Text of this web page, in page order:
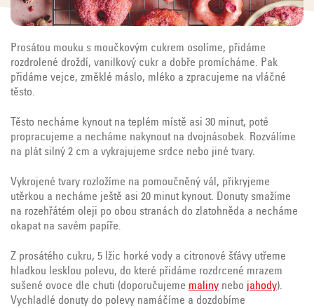
Prosátou mouku s moučkovým cukrem osolíme, přidáme
rozdrolené droždí, vanilkový cukr a dobře promícháme. Pak
přidáme vejce, změklé máslo, mléko a zpracujeme na vláčné
těsto.
Těsto necháme kynout na teplém místě asi 30 minut, poté
propracujeme a necháme nakynout na dvojnásobek. Rozválíme
na plát silný 2 cm a vykrajujeme srdce nebo jiné tvary.
Vykrojené tvary rozložíme na pomoučněný vál, přikryjeme
utěrkou a necháme ještě asi 20 minut kynout. Donuty smažíme
na rozehřátém oleji po obou stranách do zlatohněda a necháme
okapat na savém papíře.
Z prosátého cukru, 5 lžic horké vody a citronové šťávy utřeme
hladkou lesklou polevu, do které přidáme rozdrcené mrazem
sušené ovoce dle chuti (doporučujeme maliny nebo jahody).
Vychladlé donuty do polevy namáčíme a dozdobíme